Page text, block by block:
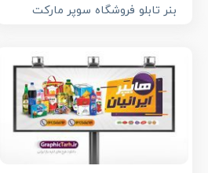
بنر تابلو فروشگاه سوپر مارکت